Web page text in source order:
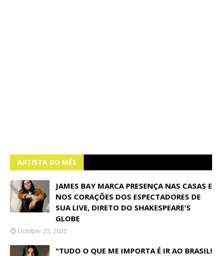
ARTISTA DO MÊS
JAMES BAY MARCA PRESENÇA NAS CASAS E
NOS CORAÇÕES DOS ESPECTADORES DE
SUA LIVE, DIRETO DO SHAKESPEARE'S
GLOBE
October 23, 2020
"TUDO O QUE ME IMPORTA É IR AO BRASIL!